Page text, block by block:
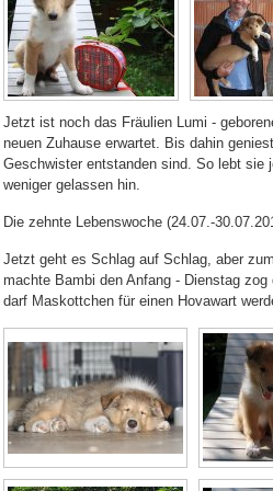
Jetzt ist noch das Fräulien Lumi -
neuen Zuhause erwartet. Bis dahin
Geschwister entstanden sind. So lebt sie
weniger gelassen hin.
Die zehnte Lebenswoche (24.07.-
Jetzt geht es Schlag auf Schlag, aber
machte Bambi den Anfang - Dienstag
darf Maskottchen für einen Hovawart